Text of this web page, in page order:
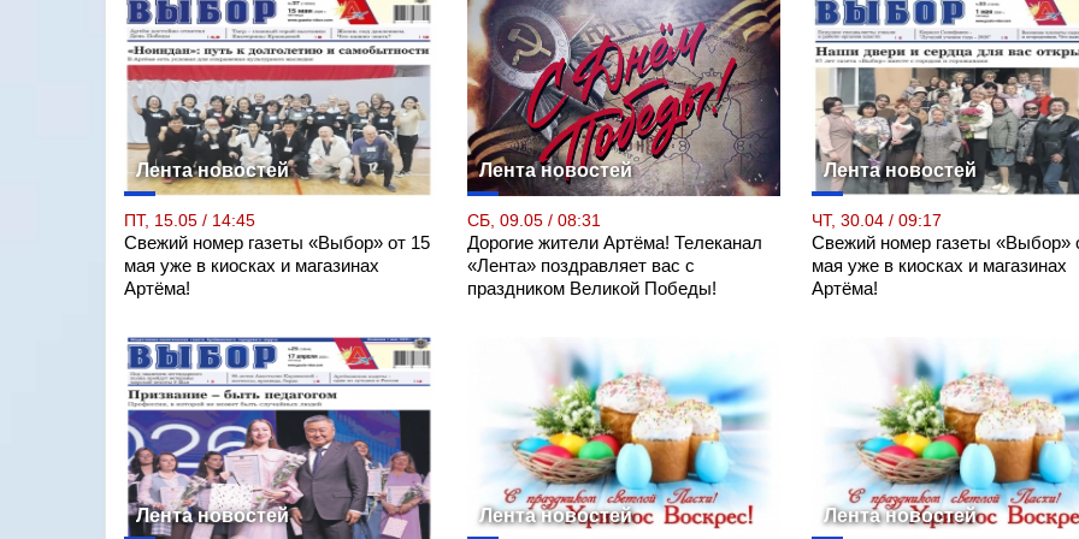
Лента новостей
ПТ, 15.05 / 14:45
Свежий номер газеты «Выбор» от 15
мая уже в киосках и магазинах
Артёма!
Лента новостей
СБ, 09.05 / 08:31
Дорогие жители Артёма! Телеканал
«Лента» поздравляет вас с
праздником Великой Победы!
Лента новостей
ЧТ, 30.04 / 09:17
Свежий номер газеты «Выбор»
мая уже в киосках и магазинах
Артёма!
Лента новостей Лента новостей Лента новостей